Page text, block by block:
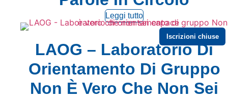
Leggi tutto
Iscrizioni chiuse
LAOG – Laboratorio Di
Orientamento Di Gruppo
Non È Vero Che Non Sei